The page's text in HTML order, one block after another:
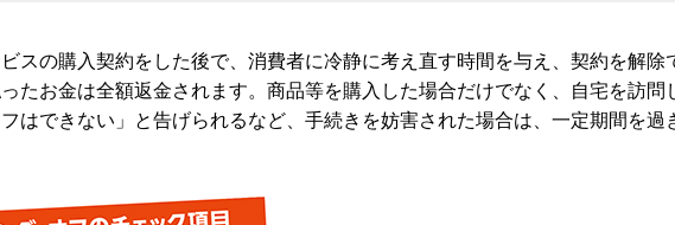
スの購入契約をした後で、消費者に冷静に考え直す時間を与え、契約を解
たお金は全額返金されます。商品等を購入した場合だけでなく、自宅を訪
はできない」と告げられるなど、手続きを妨害された場合は、一定期間を過